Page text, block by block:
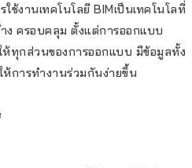
ช้งานเทคโนโลยี BIMเป็นเทคโนโลที่
ครอบคลุม ตั้งแต่การออกแบบ
ห้ทุกส่วนของการออกแบบ มีข้อมูลทั้ง
การทำงานร่วมกันง่ายขึ้น